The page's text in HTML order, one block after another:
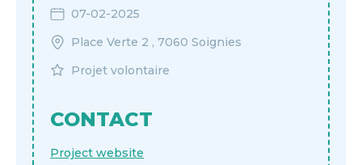
07-02-2025
Place Verte 2 , 7060 Soignies
Projet volontaire
CONTACT
Project website